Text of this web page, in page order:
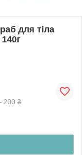
для тіла
200 ₴